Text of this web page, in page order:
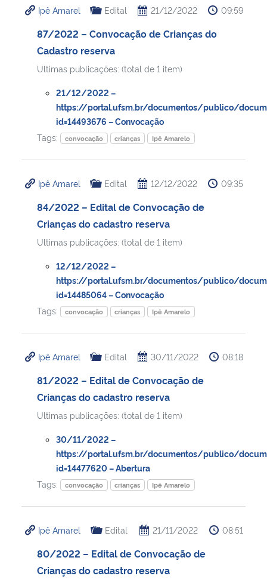
Ministério da Cidadania
Ministério de Minas e Energia
Ministério da Ciência, Tecnologia, Inovações e Comunicações
Ministério do Meio Ambiente
Controladoria-Geral da União
Ministério da Mulher, da Família e dos Direitos Humanos
Secretaria-Geral
Gabinete de Segurança Institucional
Banco Central do Brasil
Ipê Amarel Edital 21/12/2022 09:59
87/2022 – Convocação de Crianças do
Cadastro reserva
Ultimas publicações: (total de 1 item)
21/12/2022 –
https://portal.ufsm.br/documentos/publico/
id=14493676 – Convocação
Tags:
convocação crianças Ipê Amarelo
Ipê Amarel Edital 12/12/2022 09:35
84/2022 – Edital de Convocação de
Crianças do cadastro reserva
Ultimas publicações: (total de 1 item)
12/12/2022 –
https://portal.ufsm.br/documentos/publico/
id=14485064 – Convocação
Tags:
convocação crianças Ipê Amarelo
Ipê Amarel Edital 30/11/2022 08:18
81/2022 – Edital de Convocação de
Crianças do cadastro reserva
Ultimas publicações: (total de 1 item)
30/11/2022 –
https://portal.ufsm.br/documentos/publico/
id=14477620 – Abertura
Tags:
convocação crianças Ipê Amarelo
Ipê Amarel Edital 21/11/2022 08:51
80/2022 – Edital de Convocação de
Crianças do cadastro reserva